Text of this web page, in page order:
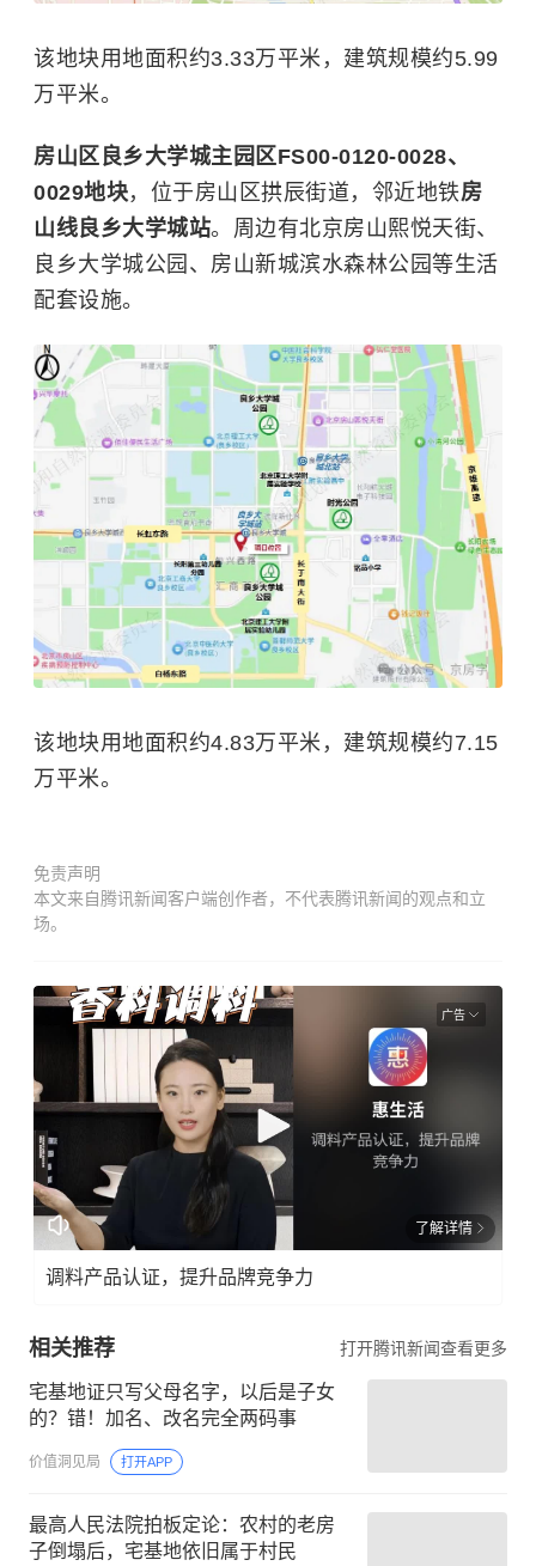
该地块用地面积约3.33万平米，建筑规模约5.99
万平米。
房山区良乡大学城主园区FS00-0120-0028、
0029地块，位于房山区拱辰街道，邻近地铁房
山线良乡大学城站。周边有北京房山熙悦天街、
良乡大学城公园、房山新城滨水森林公园等生活
配套设施。
该地块用地面积约4.83万平米，建筑规模约7.15
万平米。
免责声明
本文来自腾讯新闻客户端创作者，不代表腾讯新闻的观点和立
场。
广告
了解详情
调料产品认证，提升品牌竞争力
相关推荐 打开腾讯新闻查看更多
宅基地证只写父母名字，以后是子女
的？错！加名、改名完全两码事
价值洞见局 打开APP
最高人民法院拍板定论：农村的老房
子倒塌后，宅基地依旧属于村民